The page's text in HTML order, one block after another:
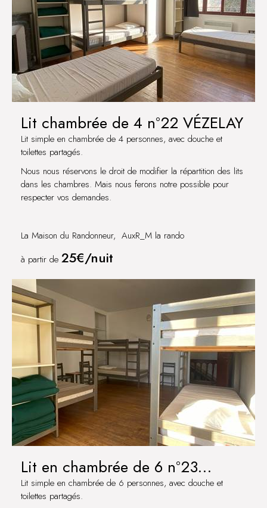
Lit chambrée de 4 n°22 VÉZELAY
Lit simple en chambrée de 4 personnes, avec douche et
toilettes partagés.
Nous nous réservons le droit de modifier la répartition des lits
dans les chambres. Mais nous ferons notre possible pour
respecter vos demandes.
La Maison du Randonneur, AuxR_M la rando
à partir de 25€/nuit
Lit en chambrée de 6 n°23
CÔTES D'AUXERRE
Lit simple en chambrée de 6 personnes, avec douche et
toilettes partagés.